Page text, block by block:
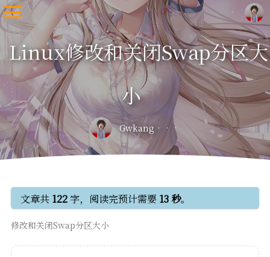
Linux修改和关闭Swap分区大
小
Gwkang
文章共 122字，阅读完预计需要 13 秒。
修改和关闭Swap分区大小